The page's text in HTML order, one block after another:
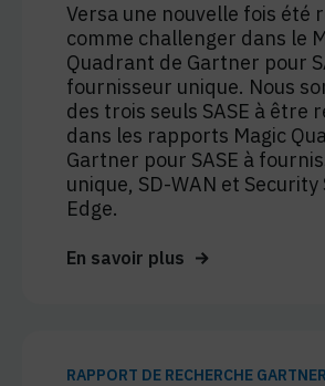
Versa une nouvelle fois été
comme challenger dans le
Quadrant de Gartner pour
fournisseur unique. Nous
des trois seuls SASE à être
dans les rapports Magic
Gartner pour SASE à
unique, SD-WAN et Security
Edge.
En savoir plus
RAPPORT DE RECHERCHE GARTNER